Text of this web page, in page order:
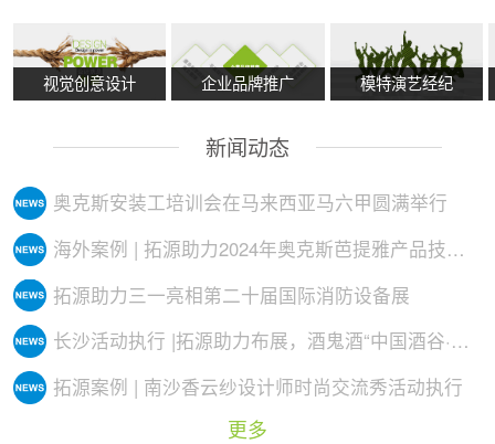
视觉创意设计 企业品牌推广 模特演艺经纪
新闻动态
奥克斯安装工培训会在马来西亚马六甲圆满举行
海外案例 | 拓源助力2024年奥克斯芭提雅产品技术培训会议圆满举行
拓源助力三一亮相第二十届国际消防设备展
长沙活动执行 |拓源助力布展，酒鬼酒“中国酒谷·湘西影像艺术展”落地
拓源案例 | 南沙香云纱设计师时尚交流秀活动执行
更多